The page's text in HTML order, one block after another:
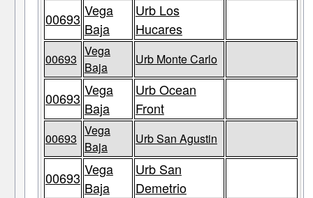
00693 Vega
Baja
Urb Los
Hucares
00693
Vega
Baja
Urb Monte Carlo
00693 Vega
Baja
Urb Ocean
Front
00693
Vega
Baja
Urb San Agustin
00693 Vega
Baja
Urb San
Demetrio